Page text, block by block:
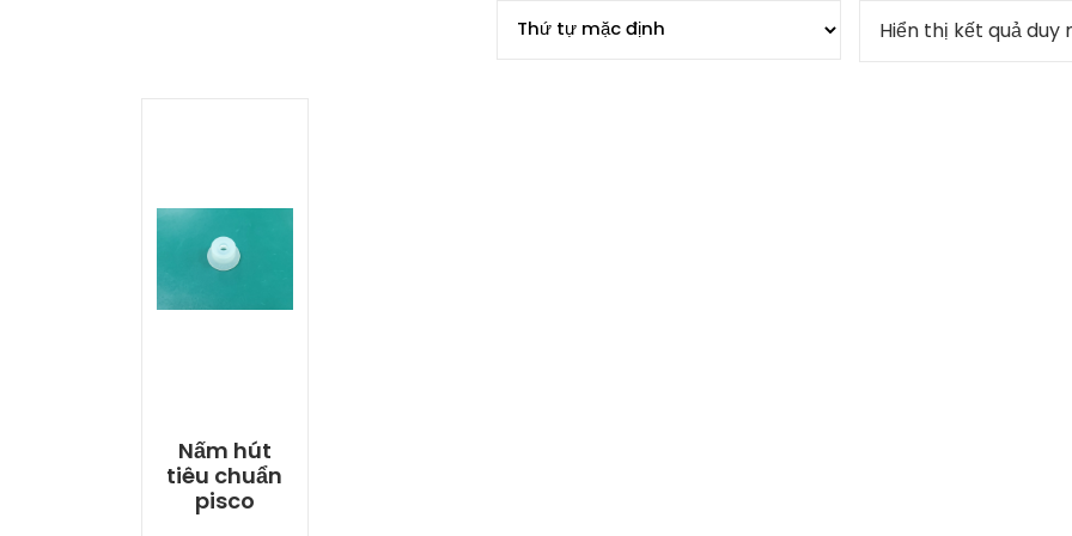
Hiển thị kết quả duy
Nấm hút
tiêu chuẩn
pisco